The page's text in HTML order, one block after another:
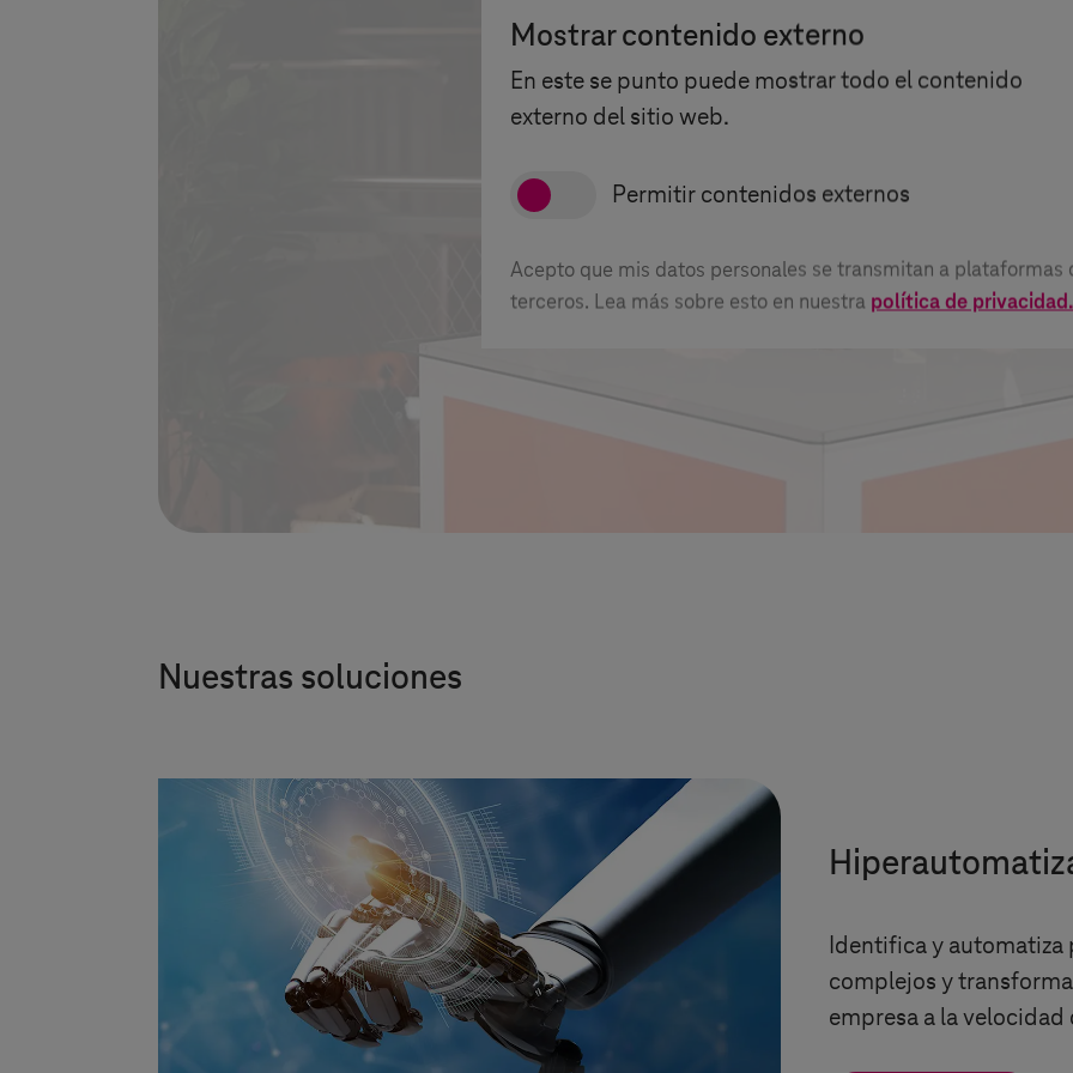
Mostrar contenido externo
En este se punto puede mostrar todo el contenido
externo del sitio web.
Acepto que mis datos personales se transmitan a plataformas
terceros. Lea más sobre esto en nuestra política de privacidad.
Nuestras soluciones
Identifica y automatiza
complejos y
empresa a la velocidad